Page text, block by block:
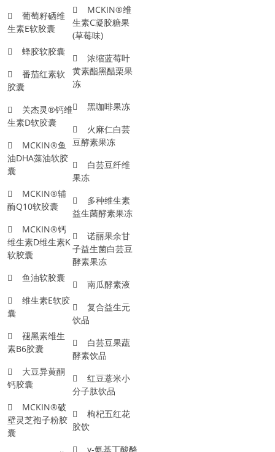
葡萄籽硒维
生素E软胶囊
蜂胶软胶囊
番茄红素软
胶囊
关杰灵®钙维
生素D软胶囊
MCKIN®鱼
油DHA藻油软胶
囊
MCKIN®辅
酶Q10软胶囊
MCKIN®钙
维生素D维生素K
软胶囊
鱼油软胶囊
维生素E软胶
囊
褪黑素维生
素B6胶囊
大豆异黄酮
钙胶囊
MCKIN®破
壁灵芝孢子粉胶
囊
MCKIN®维
生素C凝胶糖果
(草莓味)
浓缩蓝莓叶
黄素酯黑醋栗果
冻
黑咖啡果冻
火麻仁白芸
豆酵素果冻
白芸豆纤维
果冻
多种维生素
益生菌酵素果冻
诺丽果余甘
子益生菌白芸豆
酵素果冻
南瓜酵素液
复合益生元
饮品
白芸豆果蔬
酵素饮品
红豆薏米小
分子肽饮品
枸杞五红花
胶饮
γ-氨基丁酸酪